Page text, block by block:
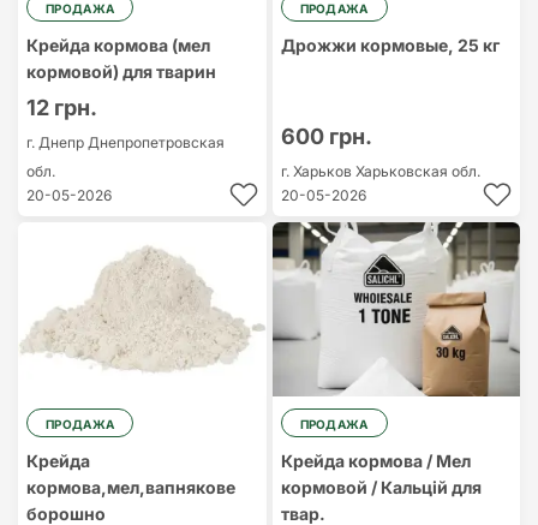
ПРОДАЖА
Крейда кормова (мел
кормовой) для тварин
12 грн.
г. Днепр Днепропетровская
обл.
20-05-2026
ПРОДАЖА
Дрожжи кормовые, 25 кг
600 грн.
г. Харьков Харьковская обл.
20-05-2026
ПРОДАЖА
Крейда
кормова,мел,вапнякове
борошно
ПРОДАЖА
Крейда кормова / Мел
кормовой / Кальцій для
твар.